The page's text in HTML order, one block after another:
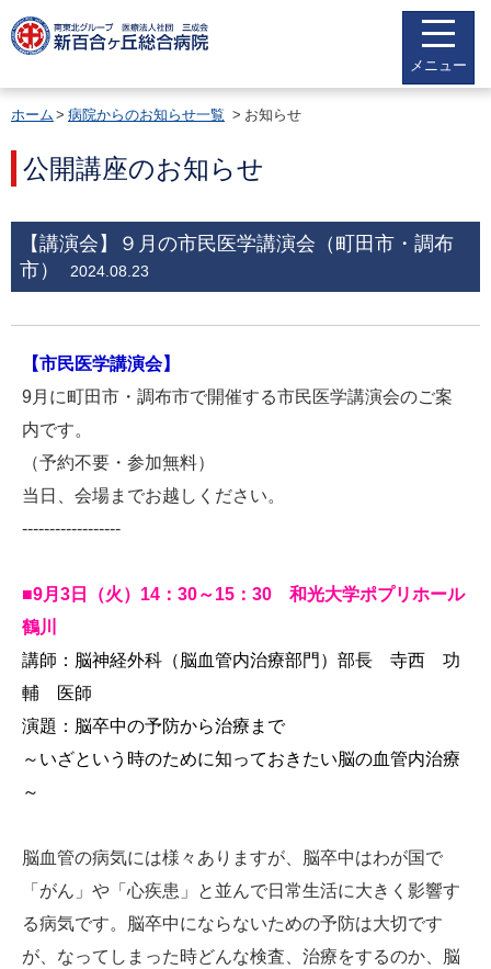
メニュー
ホーム 病院からのお知らせ一覧 お知らせ
公開講座のお知らせ
【講演会】９月の市民医学講演会（町田市・調布
市）
2024.08.23
【市民医学講演会】
9月に町田市・調布市で開催する市民医学講演会のご案
内です。
（予約不要・参加無料）
当日、会場までお越しください。
------------------
■9月3日（火）14：30～15：30 和光大学ポプリホール
鶴川
講師：脳神経外科（脳血管内治療部門）部長 寺西 功
輔 医師
演題：脳卒中の予防から治療まで
～いざという時のために知っておきたい脳の血管内治療
～
脳血管の病気には様々ありますが、脳卒中はわが国で
「がん」や「心疾患」と並んで日常生活に大きく影響す
る病気です。脳卒中にならないための予防は大切です
が、なってしまった時どんな検査、治療をするのか、脳